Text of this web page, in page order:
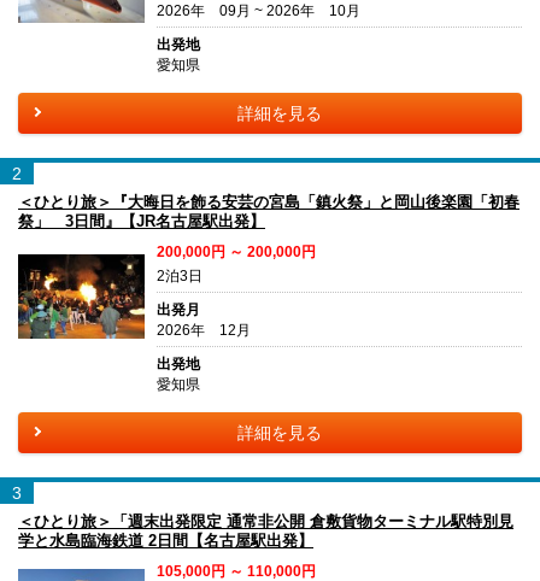
2026年 09月 ~ 2026年 10月
出発地
愛知県
詳細を見る
2
＜ひとり旅＞『大晦日を飾る安芸の宮島「鎮火祭」と岡山後楽園「初春
祭」 3日間』【JR名古屋駅出発】
200,000円 ～ 200,000円
2泊3日
出発月
2026年 12月
出発地
愛知県
詳細を見る
3
＜ひとり旅＞「週末出発限定 通常非公開 倉敷貨物ターミナル駅特別見
学と水島臨海鉄道 2日間【名古屋駅出発】
105,000円 ～ 110,000円